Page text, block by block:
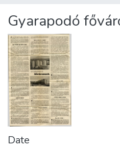
Statistics
About us
Gyarapodó
Date